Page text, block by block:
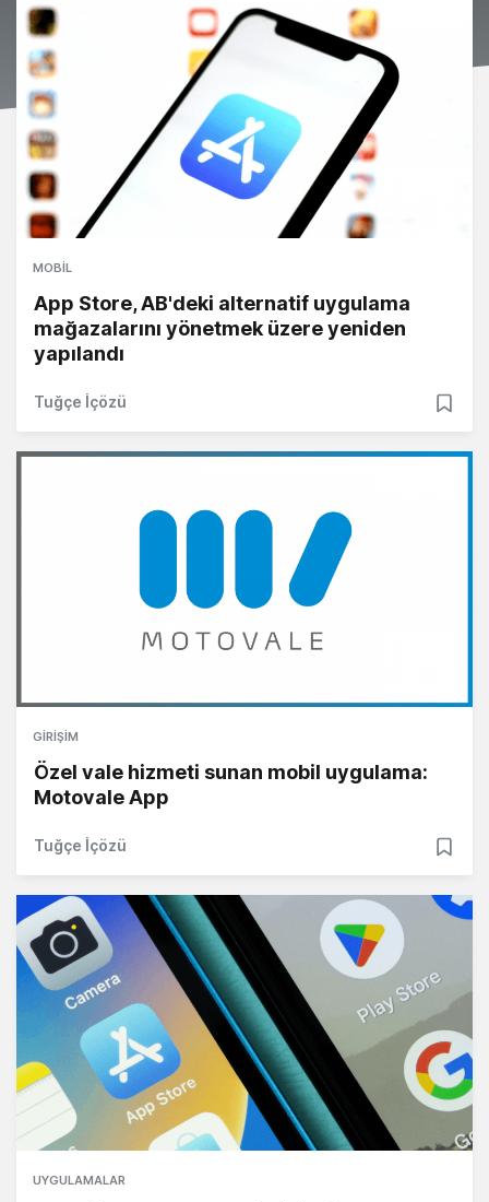
MOBIL
App Store, AB'deki alternatif uygulama
mağazalarını yönetmek üzere yeniden
yapılandı
Tuğçe İçözü
GIRIŞIM
Özel vale hizmeti sunan mobil uygulama:
Motovale App
Tuğçe İçözü
UYGULAMALAR